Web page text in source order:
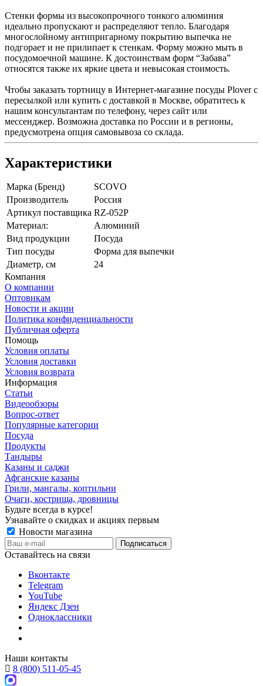
Стенки формы из высокопрочного тонкого алюминия
идеально пропускают и распределяют тепло. Благодаря
многослойному антипригарному покрытию выпечка не
подгорает и не прилипает к стенкам. Форму можно мыть в
посудомоечной машине. К достоинствам форм “Забава”
относятся также их яркие цвета и невысокая стоимость.
Чтобы заказать тортницу в Интернет-магазине посуды Plover с
пересылкой или купить с доставкой в Москве, обратитесь к
нашим консультантам по телефону, через сайт или
мессенджер. Возможна доставка по России и в регионы,
предусмотрена опция самовывоза со склада.
Характеристики
Марка (Бренд)
SCOVO
Производитель
Россия
Артикул поставщика RZ-052P
Материал:
Алюминий
Вид продукции
Посуда
Тип посуды
Форма для выпечки
Диаметр, см
24
Компания
О компании
Оптовикам
Новости и акции
Политика конфиденциальности
Публичная оферта
Помощь
Условия оплаты
Условия доставки
Условия возврата
Информация
Статьи
Видеообзоры
Вопрос-ответ
Популярные категории
Посуда
Продукты
Тандыры
Казаны и саджи
Афганские казаны
Грили, мангалы, коптильни
Очаги, кострища, дровницы
Будьте всегда в курсе!
Узнавайте о скидках и акциях первым
Новости магазина
Оставайтесь на связи
Вконтакте
Telegram
YouTube
Яндекс Дзен
Одноклассники
Наши контакты
8 (800) 511-05-45